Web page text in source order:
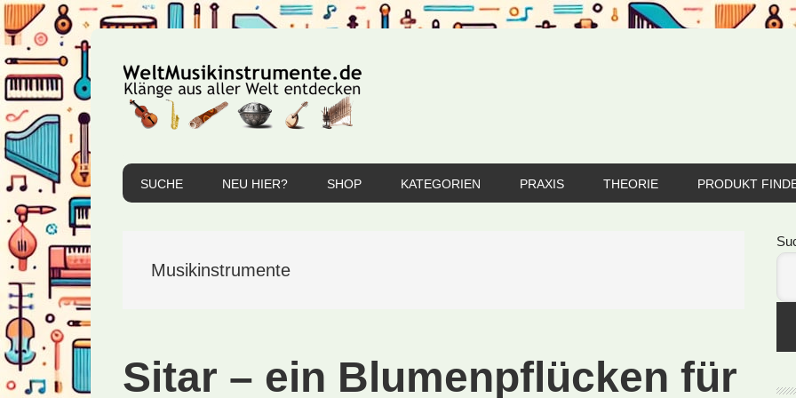
Zur
Hauptnavigation
springen
Zum
Inhalt
springen
Zur
Seitenspalte
springen
SUCHE NEU HIER? SHOP KATEGORIEN PRAXIS THEORIE PRODUKT
Musikinstrumente
Sitar – ein Blumenpflücken für